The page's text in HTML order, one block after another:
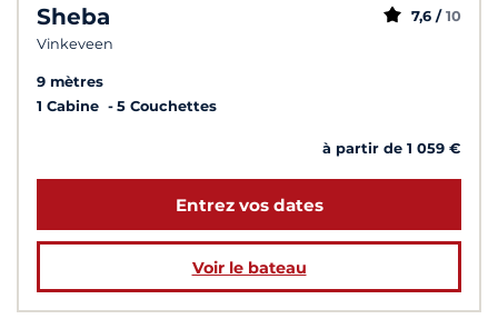
Sheba
Vinkeveen
7,6 / 10
9 mètres
1 Cabine
5 Couchettes
à partir de 1 059 €
Entrez vos dates
Voir le bateau